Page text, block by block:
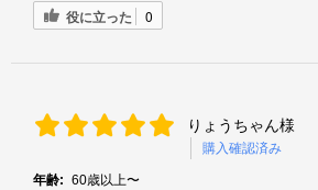
役に立った 0
りょうちゃん様
購入確認済み
年齢: 60歳以上〜